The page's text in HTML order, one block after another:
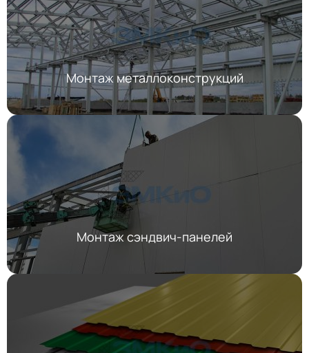
Монтаж металлоконструкций
Монтаж сэндвич-панелей